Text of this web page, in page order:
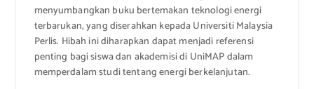
menyumbangkan buku bertemakan teknologi energi
terbarukan, yang diserahkan kepada Universiti Malaysia
Perlis. Hibah ini diharapkan dapat menjadi referensi
penting bagi siswa dan akademisi di UniMAP dalam
memperdalam studi tentang energi berkelanjutan.